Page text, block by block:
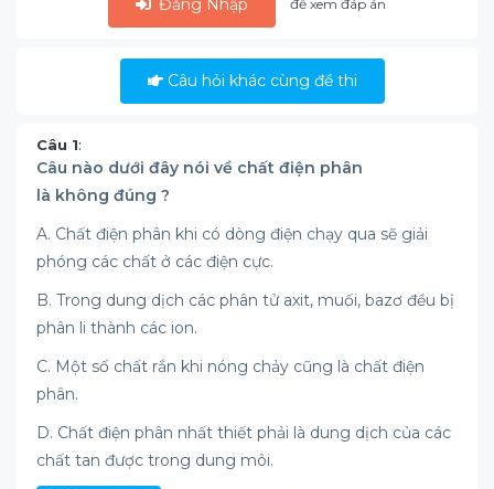
Đăng Nhập để xem đáp án
Câu hỏi khác cùng đề thi
Câu 1:
Câu nào dưới đây nói về chất điện phân
là không đúng ?
A. Chất điện phân khi có dòng điện chạy qua sẽ giải
phóng các chất ở các điện cực.
B. Trong dung dịch các phân tử axit, muối, bazơ đều bị
phân li thành các ion.
C. Một số chất rắn khi nóng chảy cũng là chất điện
phân.
D. Chất điện phân nhất thiết phải là dung dịch của các
chất tan được trong dung môi.